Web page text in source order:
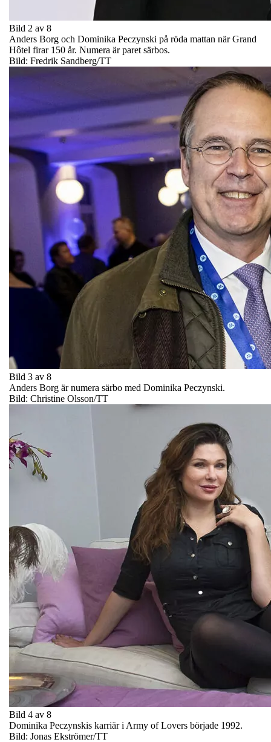
Bild 2 av 8
Anders Borg och Dominika Peczynski på röda mattan när Grand
Hôtel firar 150 år. Numera är paret särbos.
Bild: Fredrik Sandberg/TT
Bild 3 av 8
Anders Borg är numera särbo med Dominika Peczynski.
Bild: Christine Olsson/TT
Bild 4 av 8
Dominika Peczynskis karriär i Army of Lovers började 1992.
Bild: Jonas Ekströmer/TT